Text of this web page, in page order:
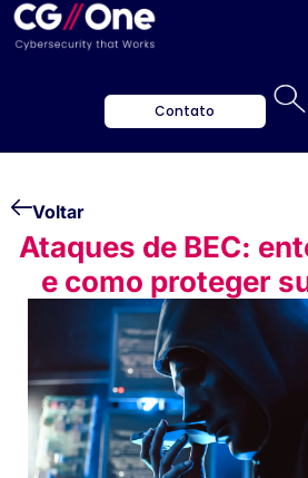
Contato
Voltar
Ataques de BEC:
e como proteger